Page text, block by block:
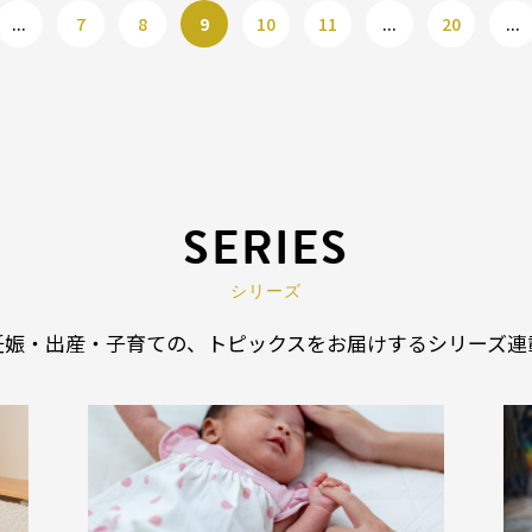
... 7 8 9 10 11 ... 20 ...
SERIES
シリーズ
・出産・子育ての、トピックスをお届けするシリーズ